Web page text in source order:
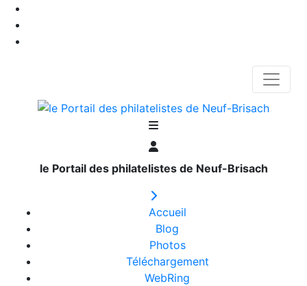
le Portail des philatelistes de Neuf-Brisach
Accueil
Blog
Photos
Téléchargement
WebRing